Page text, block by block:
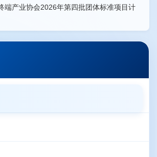
端产业协会2026年第四批团体标准项目计